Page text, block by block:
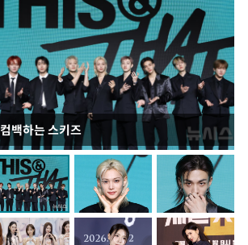
컴백하는 스키즈
입추 하루 앞둔 전남광주… 열화상 카메라에 담긴
폭염